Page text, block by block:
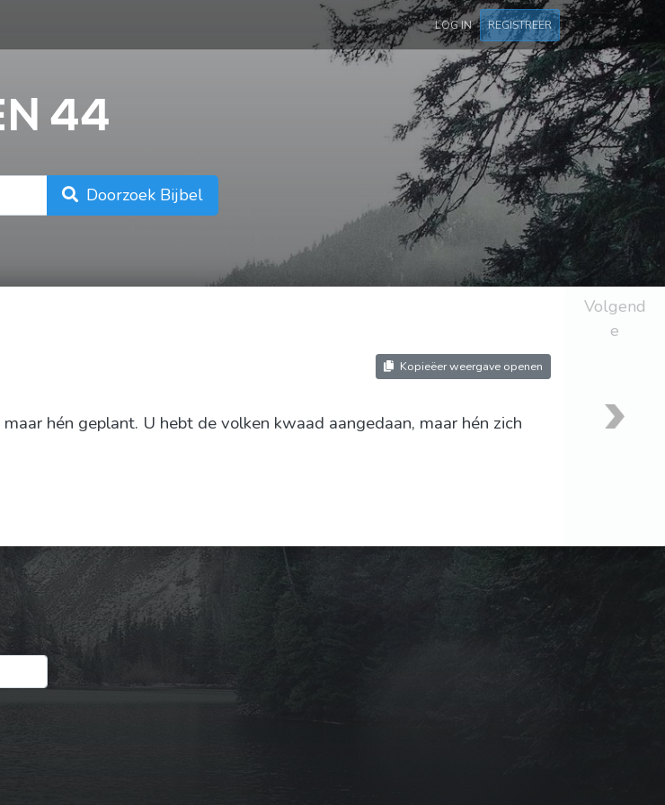
LOG IN REGISTREER
44
Doorzoek Bijbel
Kopieëer weergave openen
hén geplant. U hebt de volken kwaad aangedaan, maar hén zich
Volgend
e